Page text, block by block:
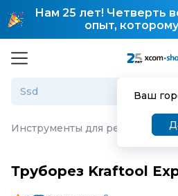
Нам 25 лет! Четверть
опыт,
Ваш
Инструменты для резки
Труборез Kraftool